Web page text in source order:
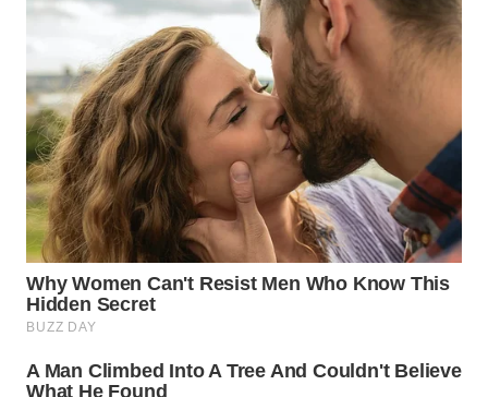
BINTAN
WN
MANDALIKA
WN
LIKUPANG
WN
LABUANBAJO
WN
BORNEO